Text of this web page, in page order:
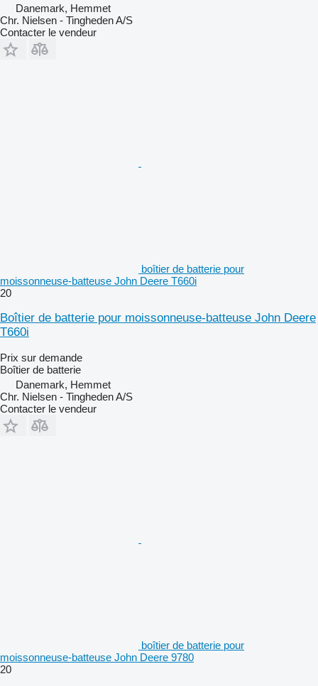
Danemark, Hemmet
Chr. Nielsen - Tingheden A/S
Contacter le vendeur
boîtier de batterie pour
moissonneuse-batteuse John Deere T660i
20
Boîtier de batterie pour moissonneuse-batteuse John Deere
T660i
Prix sur demande
Boîtier de batterie
Danemark, Hemmet
Chr. Nielsen - Tingheden A/S
Contacter le vendeur
boîtier de batterie pour
moissonneuse-batteuse John Deere 9780
20